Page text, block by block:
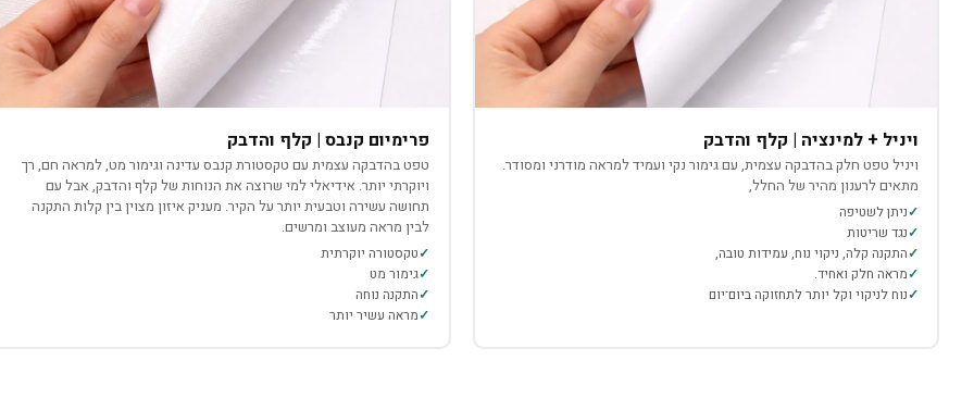
ויניל + למינציה | קלף והדבק
ויניל טפט חלק בהדבקה עצמית, עם גימור נקי ועמיד למראה מודרני ומסודר.
מתאים לרענון מהיר של החלל,
ניתן לשטיפה
נגד שריטות
התקנה קלה, ניקוי נוח, עמידות טובה,
מראה חלק ואחיד.
נוח לניקוי וקל יותר לתחזוקה ביום־יום
פרימיום קנבס | קלף והדבק
טפט בהדבקה עצמית עם טקסטורת קנבס עדינה וגימור מט, למראה חם, רך
ויוקרתי יותר. אידיאלי למי שרוצה את הנוחות של קלף והדבק, אבל עם
תחושה עשירה וטבעית יותר על הקיר. מעניק איזון מצוין בין קלות התקנה
לבין מראה מעוצב ומרשים.
טקסטורה יוקרתית
גימור מט
התקנה נוחה
מראה עשיר יותר